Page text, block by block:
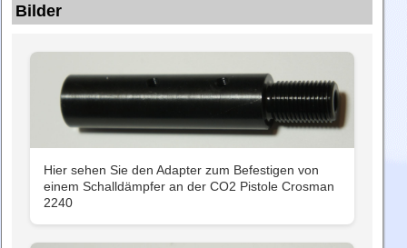
Bilder
Hier sehen Sie den Adapter zum Befestigen von
einem Schalldämpfer an der CO2 Pistole Crosman
2240